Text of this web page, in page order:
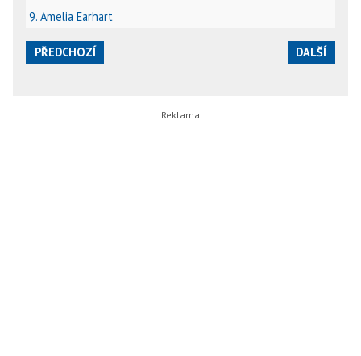
9. Amelia Earhart
PŘEDCHOZÍ DALŠÍ